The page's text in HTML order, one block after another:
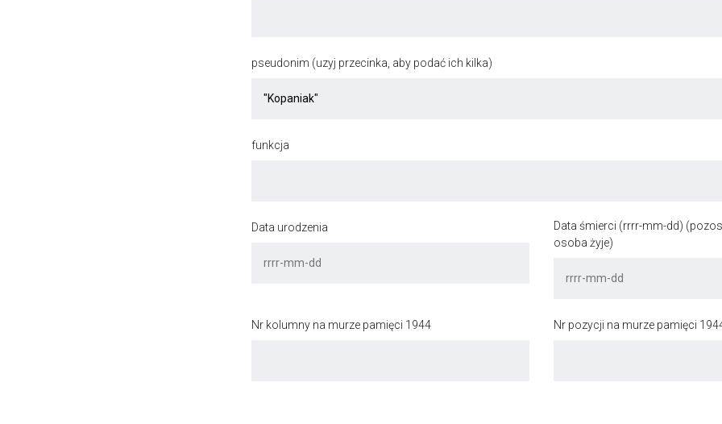
pseudonim (uzyj przecinka, aby podać ich kilka)
funkcja
Data urodzenia
Data śmierci (rrrr-mm-dd)
osoba żyje)
Nr kolumny na murze pamięci 1944 Nr pozycji na murze pamięci